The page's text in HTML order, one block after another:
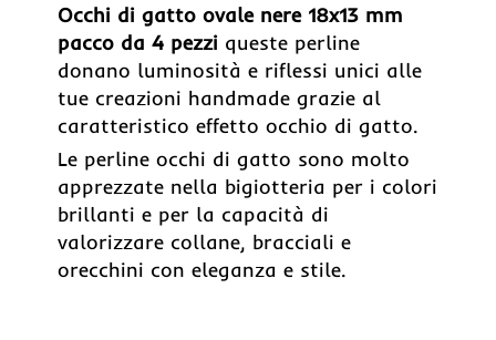
Occhi di gatto ovale nere 18x13 mm
pacco da 4 pezzi queste perline
donano luminosità e riflessi unici alle
tue creazioni handmade grazie al
caratteristico effetto occhio di gatto.
Le perline occhi di gatto sono molto
apprezzate nella bigiotteria per i colori
brillanti e per la capacità di
valorizzare collane, bracciali e
orecchini con eleganza e stile.